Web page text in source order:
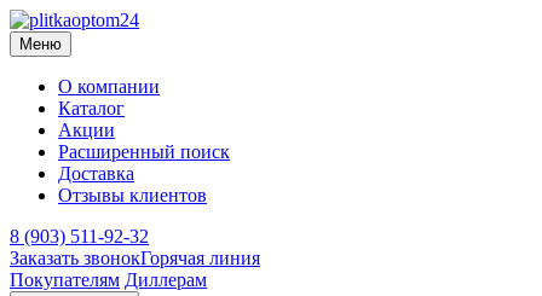
Меню
О компании
Каталог
Акции
Расширенный поиск
Доставка
Отзывы клиентов
8 (903) 511-92-32
Заказать звонокГорячая линия
Покупателям Диллерам